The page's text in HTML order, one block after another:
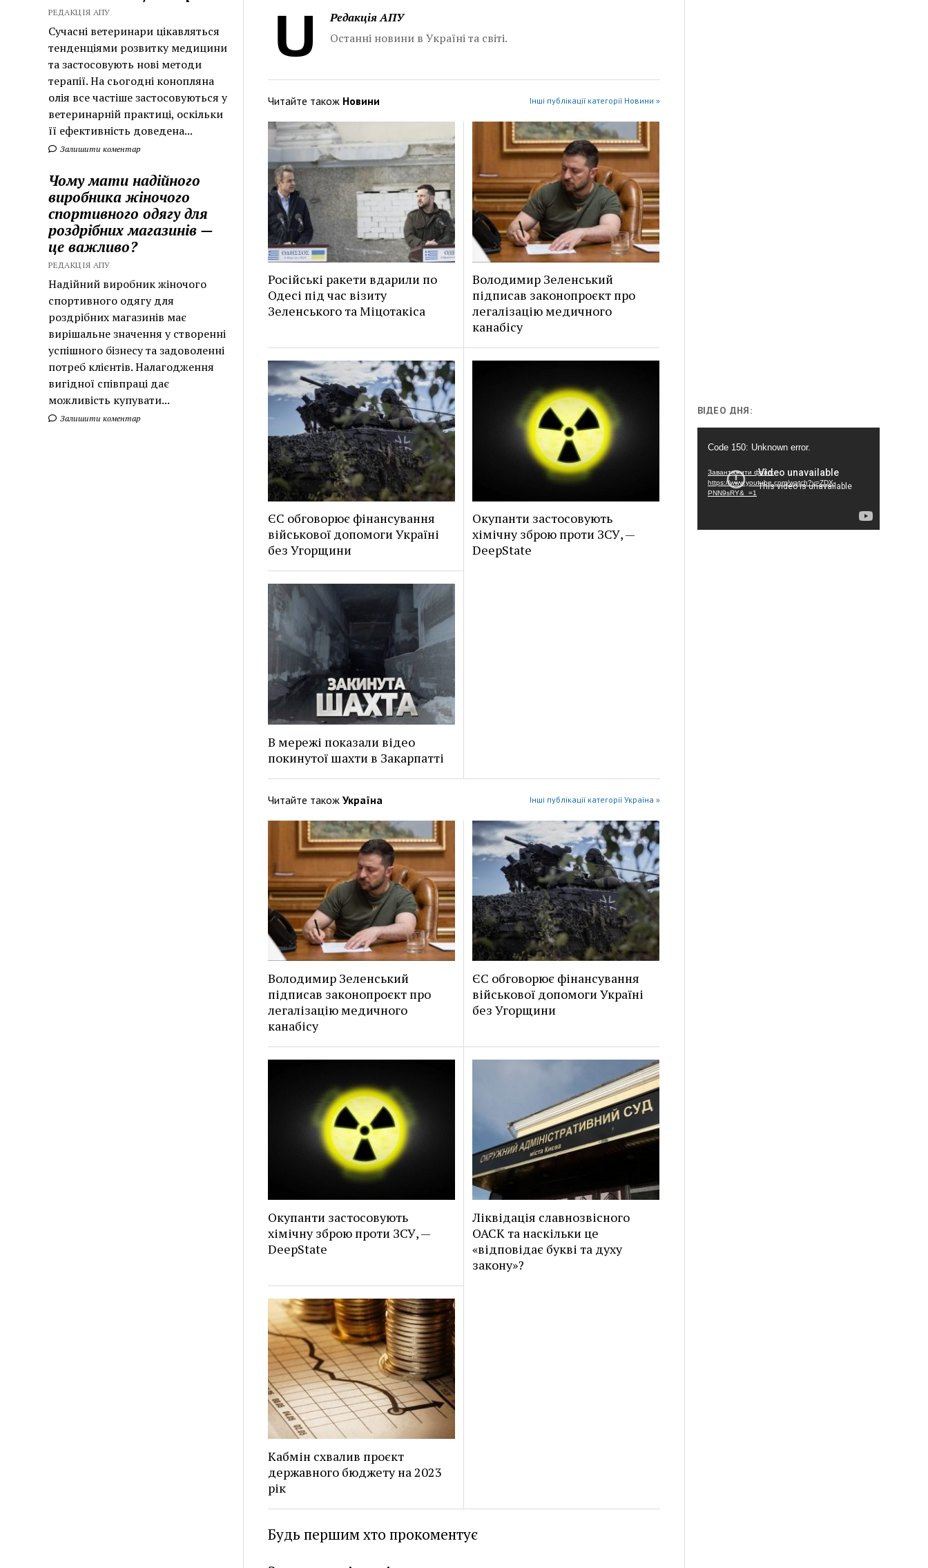
РЕДАКЦІЯ АПУ
Сучасні ветеринари цікавляться
тенденціями розвитку медицини
та застосовують нові методи
терапії. На сьогодні конопляна
олія все частіше застосовуються у
ветеринарній практиці, оскільки
її ефективність доведена...
Залишити коментар
Чому мати надійного
виробника жіночого
спортивного одягу для
роздрібних магазинів —
це важливо?
РЕДАКЦІЯ АПУ
Надійний виробник жіночого
спортивного одягу для
роздрібних магазинів має
вирішальне значення у створенні
успішного бізнесу та задоволенні
потреб клієнтів. Налагодження
вигідної співпраці дає
можливість купувати...
Залишити коментар
Редакція АПУ
Останні новини в Україні та світі.
Читайте також Новини Інші публікації категорії Новини »
Російські ракети вдарили по
Одесі під час візиту
Зеленського та Міцотакіса
Володимир Зеленський
підписав законопроєкт про
легалізацію медичного
канабісу
ЄС обговорює фінансування
військової допомоги Україні
без Угорщини
Окупанти застосовують
хімічну зброю проти ЗСУ, —
DeepState
В мережі показали відео
покинутої шахти в Закарпатті
Читайте також Україна Інші публікації категорії Україна »
Володимир Зеленський
підписав законопроєкт про
легалізацію медичного
канабісу
ЄС обговорює фінансування
військової допомоги Україні
без Угорщини
Окупанти застосовують
хімічну зброю проти ЗСУ, —
DeepState
Ліквідація славнозвісного
ОАСК та наскільки це
«відповідає букві та духу
закону»?
Кабмін схвалив проєкт
державного бюджету на 2023
рік
Будь першим хто прокоментує
ВІДЕО ДНЯ:
Code 150: Unknown error.
Завантажити файл:
https://www.youtube.com/watch?v=ZDX-
PNN9sRY&_=1